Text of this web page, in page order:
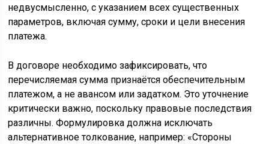
недвусмысленно, с указанием всех существенных
параметров, включая сумму, сроки и цели внесения
платежа.
В договоре необходимо зафиксировать, что
перечисляемая сумма признаётся обеспечительным
платежом, а не авансом или задатком. Это уточнение
критически важно, поскольку правовые последствия
различны. Формулировка должна исключать
альтернативное толкование, например: «Стороны